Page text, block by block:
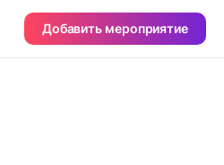
Добавить мероприятие